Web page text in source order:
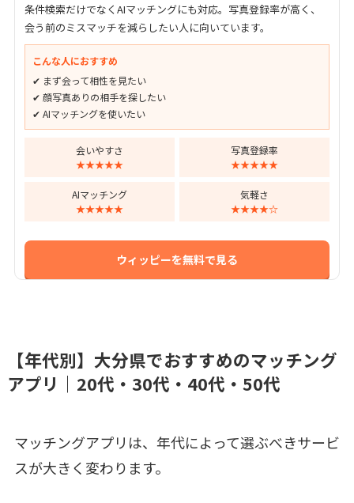
条件検索だけでなくAIマッチングにも対応。写真登録率が高く、
会う前のミスマッチを減らしたい人に向いています。
こんな人におすすめ
✔ まず会って相性を見たい
✔ 顔写真ありの相手を探したい
✔ AIマッチングを使いたい
会いやすさ
★★★★★
写真登録率
★★★★★
AIマッチング
★★★★★
気軽さ
★★★★☆
ウィッピーを無料で見る
【年代別】大分県でおすすめのマッチング
アプリ｜20代・30代・40代・50代
マッチングアプリは、年代によって選ぶべきサービ
スが大きく変わります。